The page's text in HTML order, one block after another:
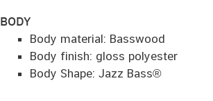
BODY
Body material: Basswood
Body finish: gloss polyester
Body Shape: Jazz Bass®